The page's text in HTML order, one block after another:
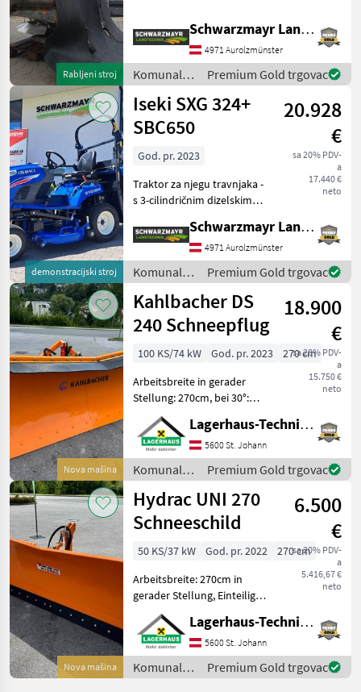
Rabljeni stroj
kardanskim vratilom - s
hidrauličkim otvaranjem
vrata - sa
svjetlima/trepćućim svj
Schwarzmayr Landtechnik GmbH - Aurolzmünster
4971 Aurolzmünster
Komunalna
oprema i
vozila /
Landgut
Premium Gold trgovac
demonstracijski stroj
Iseki SXG 324+
SBC650
20.928
€
sa 20% PDV-
a
17.440 €
neto
God. pr. 2023
Traktor za njegu travnjaka -
s 3-cilindričnim dizelskim
sa spremnikom goriva od
21 litre - s potpuno
hidrauličkim upravljanjem -
sa sredi
Schwarzmayr Landtechnik GmbH - Aurolzmünster
4971 Aurolzmünster
Komunalna
oprema i
vozila /
Iseki
Premium Gold trgovac
Nova mašina
Kahlbacher DS
240 Schneepflug
18.900
€
sa 20% PDV-
a
15.750 €
neto
100 KS/74 kW God. pr. 2023
270 cm
Arbeitsbreite in gerader
Stellung: 270cm, bei 30°:
240cm, mit Schneeblende
Gummi, lagernd und sofort
verfügbar. Wir bitten
telefonisch oder per Mail
Ihren Besuch be
Lagerhaus-Technik St. Johann
5600 St. Johann
Komunalna
oprema i
vozila /
Kahlbacher
Premium Gold trgovac
Nova mašina
Hydrac UNI 270
Schneeschild
6.500
€
sa 20% PDV-
a
5.416,67 €
neto
50 KS/37 kW God. pr. 2022
270 cm
Arbeitsbreite: 270cm in
gerader Stellung, Einteiliges
Schild mit
überlastsicherung, hydr.
Schwenkbar, 3- Punkt
Anbau, Schwenkbereich
+-30°, mit Schockventil,
Lagerhaus-Technik St. Johann
5600 St. Johann
Komunalna
oprema i
Premium Gold trgovac